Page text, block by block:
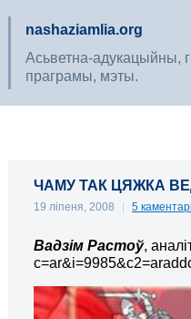
nashaziamlia.org
Асьветна-адукацыйны,
праграмы, мэты.
ЧАМУ ТАК ЦЯЖКА
19 ліпеня, 2008 | 5
Вадзім Растоў,